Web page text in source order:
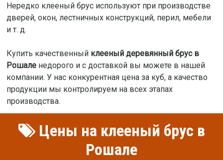
Нередко клееный брус используют при производстве
дверей, окон, лестничных конструкций, перил, мебели
и т. д.
Купить качественный клееный деревянный брус в
Рошаленедорого и с доставкой вы можете в нашей
компании. У нас конкурентная цена за куб, а качество
продукции мы контролируем на всех этапах
производства.
Цены на клееный брус в
Рошале